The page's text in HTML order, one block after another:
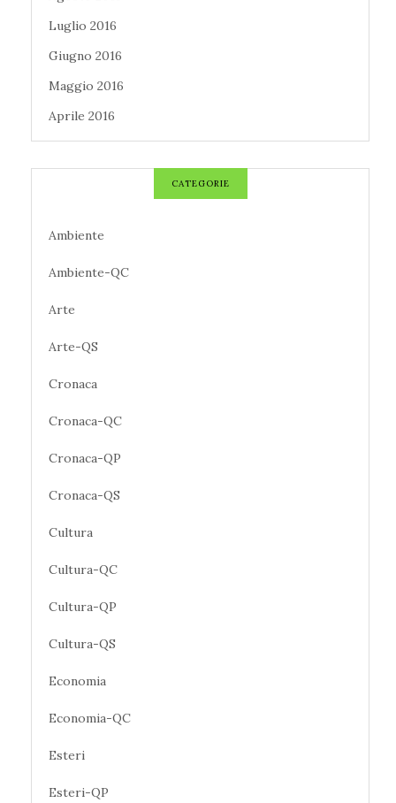
Luglio 2016
Giugno 2016
Maggio 2016
Aprile 2016
CATEGORIE
Ambiente
Ambiente-QC
Arte
Arte-QS
Cronaca
Cronaca-QC
Cronaca-QP
Cronaca-QS
Cultura
Cultura-QC
Cultura-QP
Cultura-QS
Economia
Economia-QC
Esteri
Esteri-QP